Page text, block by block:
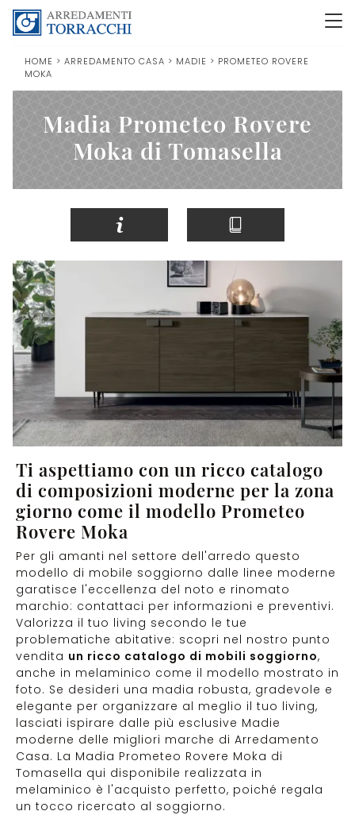
HOME > ARREDAMENTO CASA > MADIE > PROMETEO ROVERE
MOKA
Madia Prometeo Rovere
Moka di Tomasella
Ti aspettiamo con un ricco catalogo
di composizioni moderne per la zona
giorno come il modello Prometeo
Rovere Moka
Per gli amanti nel settore dell'arredo questo
modello di mobile soggiorno dalle linee moderne
garatisce l'eccellenza del noto e rinomato
marchio: contattaci per informazioni e preventivi.
Valorizza il tuo living secondo le tue
problematiche abitative: scopri nel nostro punto
vendita un ricco catalogo di mobili soggiorno,
anche in melaminico come il modello mostrato in
foto. Se desideri una madia robusta, gradevole e
elegante per organizzare al meglio il tuo living,
lasciati ispirare dalle più esclusive Madie
moderne delle migliori marche di Arredamento
Casa. La Madia Prometeo Rovere Moka di
Tomasella qui disponibile realizzata in
melaminico è l'acquisto perfetto, poiché regala
un tocco ricercato al soggiorno.